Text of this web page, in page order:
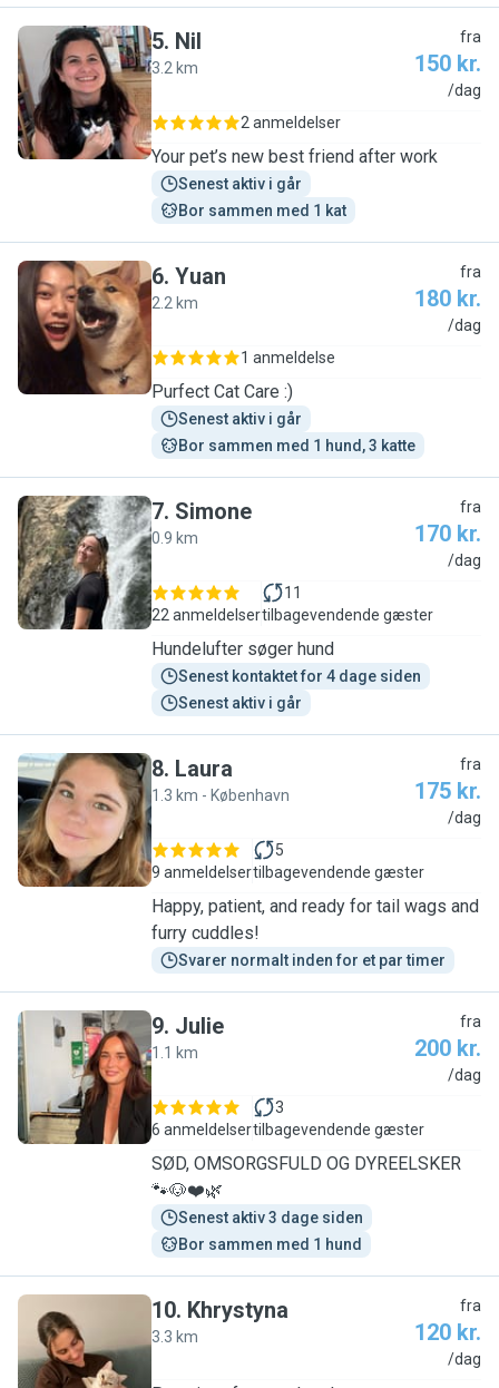
N
5. Nil
3.2 km
fra
150 kr.
/dag
2 anmeldelser
Your pet’s new best friend after work
Senest aktiv i går
Bor sammen med 1 kat
Y
6. Yuan
2.2 km
fra
180 kr.
/dag
1 anmeldelse
Purfect Cat Care :)
Senest aktiv i går
Bor sammen med 1 hund, 3 katte
S
7. Simone
0.9 km
fra
170 kr.
/dag
22 anmeldelser
11
tilbagevendende gæster
Hundelufter søger hund
Senest kontaktet for 4 dage siden
Senest aktiv i går
L
8. Laura
1.3 km - København
fra
175 kr.
/dag
9 anmeldelser
5
tilbagevendende gæster
Happy, patient, and ready for tail wags and
furry cuddles!
Svarer normalt inden for et par timer
J
9. Julie
1.1 km
fra
200 kr.
/dag
6 anmeldelser
3
tilbagevendende gæster
SØD, OMSORGSFULD OG DYREELSKER
🐾🐶❤️🌿
Senest aktiv 3 dage siden
Bor sammen med 1 hund
K
10. Khrystyna
3.3 km
fra
120 kr.
/dag